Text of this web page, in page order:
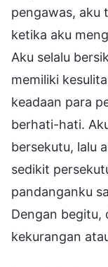
pengawas, aku
ketika aku
Aku selalu
memiliki
keadaan para
berhati-hati.
bersekutu, lalu
sedikit
pandanganku
Dengan begitu,
kekurangan